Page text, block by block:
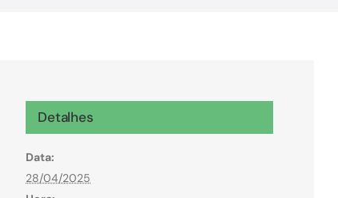
Microcrédito
Para MEI, microempresas e pessoas físicas
(feirantes e transportes)
Detalhes
Data:
28/04/2025